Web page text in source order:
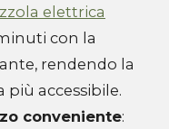
elettrica
con la
rendendo la
più accessibile.
conveniente: